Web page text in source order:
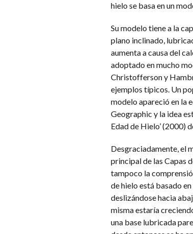
hielo se basa en un
Su modelo tiene a la
plano inclinado,
aumenta a causa del
adoptado en mucho
Christofferson y
ejemplos típicos. Un
modelo apareció en la
Geographic y la idea
Edad de Hielo’ (2000)
Desgraciadamente, el
principal de las Capas
tampoco la
de hielo está basado
deslizándose hacia
misma estaría
una base lubricada